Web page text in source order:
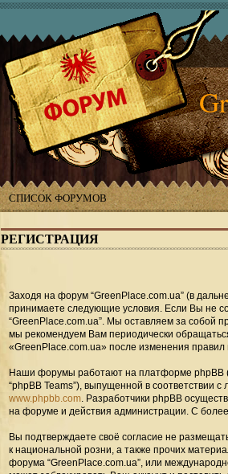
СПИСОК ФОРУМОВ
РЕГИСТРАЦИЯ
Заходя на форум “GreenPlace.com.ua” (в
принимаете следующие условия. Если Вы не
“GreenPlace.com.ua”. Мы оставляем за собой
мы рекомендуем Вам периодически
«GreenPlace.com.ua» после изменения
Наши форумы работают на платформе phpBB (в
“phpBB Teams”), выпущенной в соответствии с
www.phpbb.com. Разработчики phpBB
на форуме и действия администрации. С
Вы подтверждаете своё согласие не
к национальной розни, а также прочих
форума “GreenPlace.com.ua”, или